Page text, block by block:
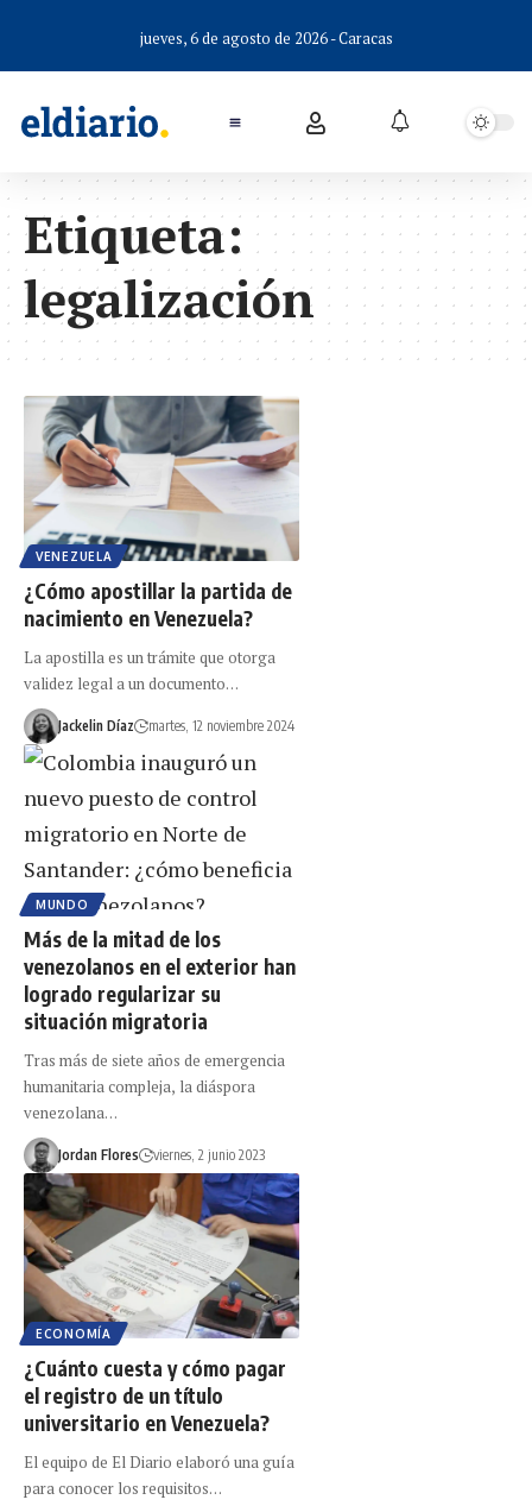
jueves, 6 de agosto de 2026 - Caracas
Etiqueta:
legalización
VENEZUELA
¿Cómo apostillar la partida de
nacimiento en Venezuela?
La apostilla es un trámite que otorga
validez legal a un documento…
Jackelin Díaz martes, 12 noviembre 2024
MUNDO
Más de la mitad de los
venezolanos en el exterior han
logrado regularizar su
situación migratoria
Tras más de siete años de emergencia
humanitaria compleja, la diáspora
venezolana…
Jordan Flores viernes, 2 junio 2023
ECONOMÍA
¿Cuánto cuesta y cómo pagar
el registro de un título
universitario en Venezuela?
El equipo de El Diario elaboró una guía
para conocer los requisitos…